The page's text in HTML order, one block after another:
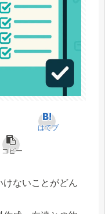
はてブ
コピー
ないことがどん